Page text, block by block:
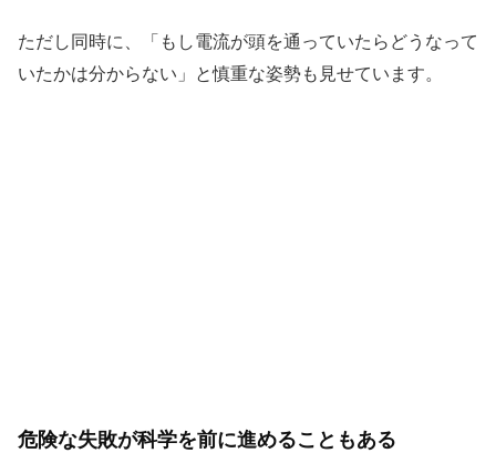
ただし同時に、「もし電流が頭を通っていたらどうなって
いたかは分からない」と慎重な姿勢も見せています。
危険な失敗が科学を前に進めることもある